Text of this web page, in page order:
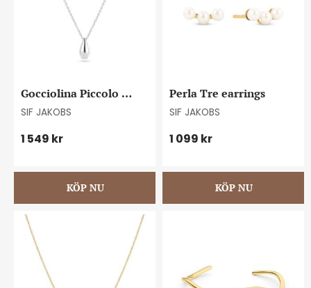
Gocciolina Piccolo
necklace
SIF JAKOBS
1 549 kr
Perla Tre earrings
SIF JAKOBS
1 099 kr